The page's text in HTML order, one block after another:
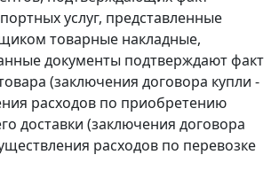
услуг, представленные
товарные накладные,
документы подтверждают факт
(заключения договора купли -
расходов по приобретению
доставки (заключения договора
расходов по перевозке